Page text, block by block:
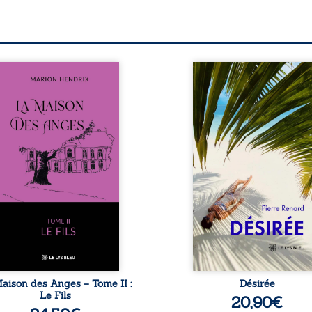
sommes en 1979, soit 15
Anatole-Eustache.
famille devra affronter
seulement un inconnu
rôde autour du domaine
dont Firmin, le fidèle
redoute les
le passé encombrant
Eustache, la
familiale, mais
la toute-puissance de
Mais comment
cet enfant avant
des Anges – Tome II :
Le Fils
Au réveil, Pierre,
retraité, découvre qu’il
devenu une
femme métissée de
ans. À peine a-t-il
à apprivoiser ce
corps qu’Ange surgit dans
vie et fait vaciller toutes
certitudes. Entre
l’attirance est
brûlante jusqu’à ce
secret familial fasse
l’impensable : et s’ils
demi-frère
Désirée
20,90€